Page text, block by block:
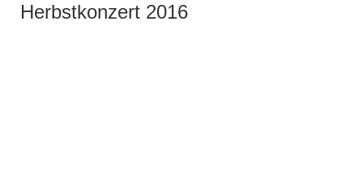
Herbstkonzert 2016